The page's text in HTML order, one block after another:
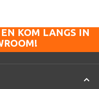
KOM LANGS IN